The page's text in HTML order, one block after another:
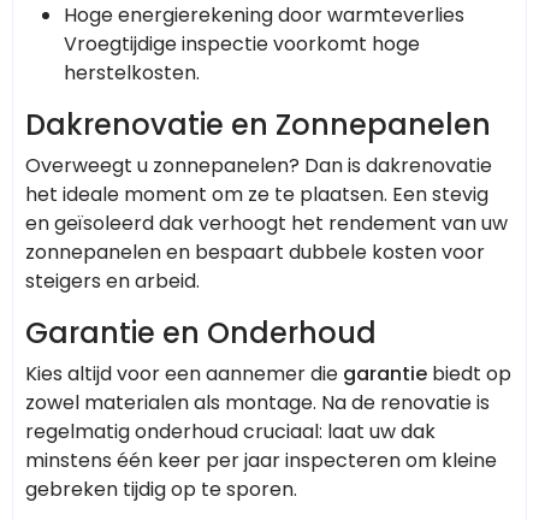
Hoge energierekening door warmteverlies
Vroegtijdige inspectie voorkomt hoge
herstelkosten.
Dakrenovatie en Zonnepanelen
Overweegt u zonnepanelen? Dan is dakrenovatie
het ideale moment om ze te plaatsen. Een stevig
en geïsoleerd dak verhoogt het rendement van uw
zonnepanelen en bespaart dubbele kosten voor
steigers en arbeid.
Garantie en Onderhoud
Kies altijd voor een aannemer die garantie biedt op
zowel materialen als montage. Na de renovatie is
regelmatig onderhoud cruciaal: laat uw dak
minstens één keer per jaar inspecteren om kleine
gebreken tijdig op te sporen.